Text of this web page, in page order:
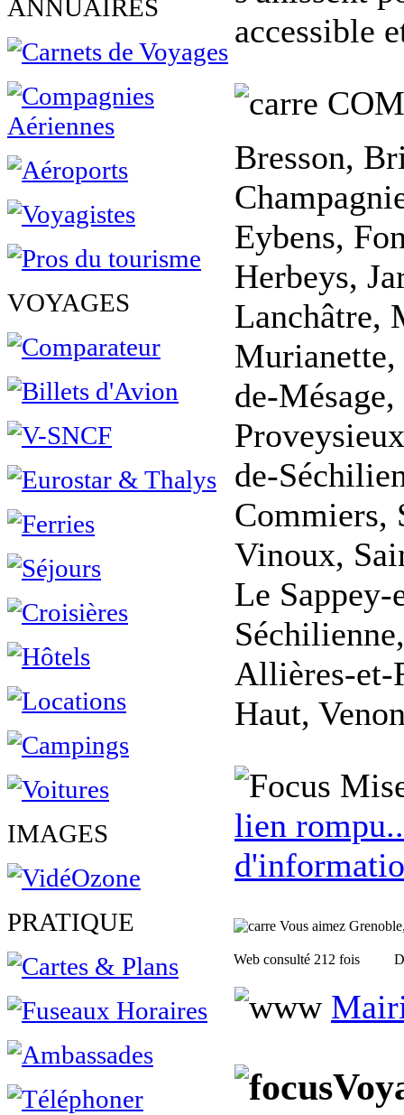
ANNUAIRES
VOYAGES
IMAGES
PRATIQUE
accessible
Bresson,
Eybens,
Herbeys,
Lanchâtre,
de-
de-
Commiers,
Vinoux,
Le Sappey-
Allières-et-
Haut,
lien
Vous aimez
Web consulté 212 fois